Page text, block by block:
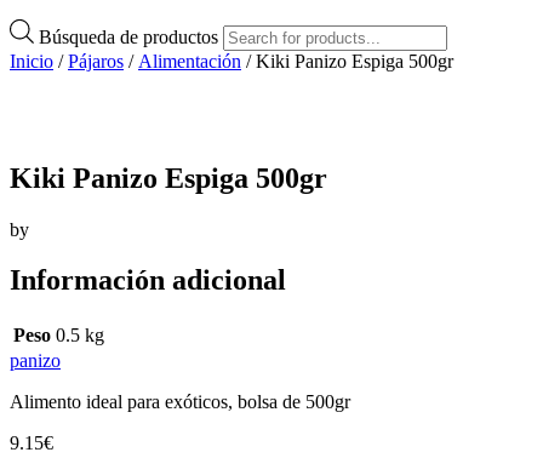
Búsqueda de productos
Inicio /Pájaros / Alimentación / Kiki Panizo Espiga 500gr
Kiki Panizo Espiga 500gr
by
Información adicional
Peso 0.5 kg
panizo
Alimento ideal para exóticos, bolsa de 500gr
9.15€